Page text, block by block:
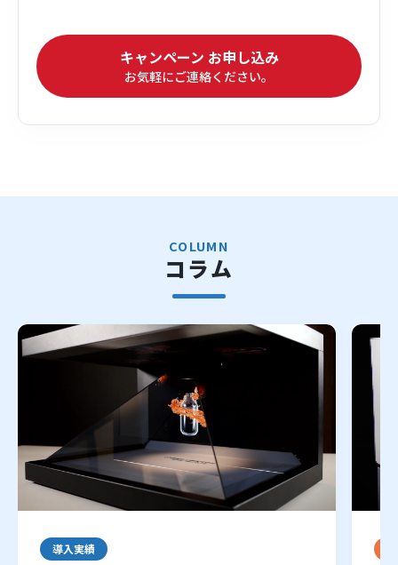
キャンペーン お申し込み
お気軽にご連絡ください。
COLUMN
コラム
導入実績